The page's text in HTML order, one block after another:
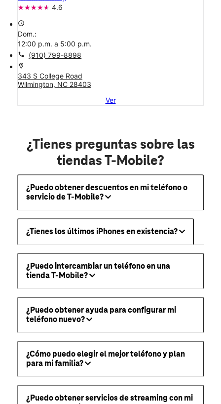
4.6
access_time
Dom.:
12:00 p.m. a 5:00 p.m.
call (910) 799-8898
location_on
343 S College Road
Wilmington, NC 28403
Ver
¿Tienes preguntas sobre las
tiendas T-Mobile?
¿Puedo obtener descuentos en mi teléfono o
servicio de T-Mobile?
¿Tienes los últimos iPhones en existencia?
¿Puedo intercambiar un teléfono en una
tienda T-Mobile?
¿Puedo obtener ayuda para configurar mi
teléfono nuevo?
¿Cómo puedo elegir el mejor teléfono y plan
para mi familia?
¿Puedo obtener servicios de streaming con mi